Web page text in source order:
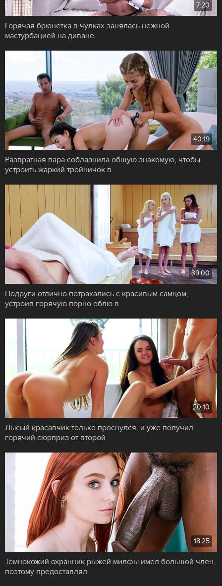
7:20
Горячая брюнетка в чулках занялась нежной
мастурбацией на диване
40:19
Развратная пара соблазнила общую знакомую, чтобы
устроить жаркий тройничок в
39:00
Подруги отлично потрахались с красивым самцом,
устроив горячую порно еблю в
20:10
Лысый красавчик только проснулся, и уже получил
горячий сюрприз от второй
18:25
Темнокожий охранник рыжей милфы имел большой член,
поэтому предоставлял